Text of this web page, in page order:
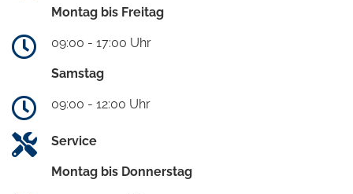
Montag bis Freitag
09:00 - 17:00 Uhr
Samstag
09:00 - 12:00 Uhr
Service
Montag bis Donnerstag